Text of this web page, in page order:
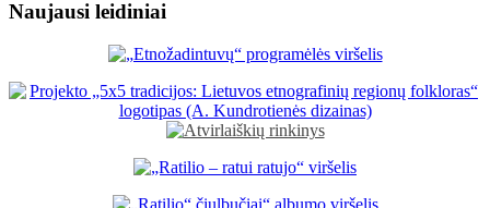
Naujausi leidiniai